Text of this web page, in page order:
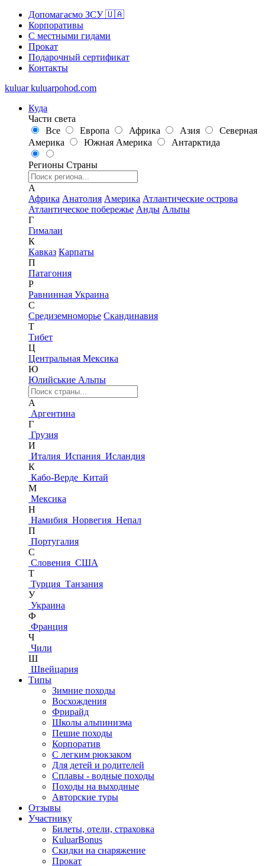
Допомагаємо ЗСУ 🇺🇦
Корпоративы
С местными гидами
Прокат
Подарочный сертификат
Контакты
kuluar kuluarpohod.com
Куда
Части света
Все
Европа Африка Азия
Северная
Америка
Южная Америка Антарктида
Регионы Страны
А
Африка Анатолия Америка Атлантические острова
Атлантическое побережье Анды Альпы
Г
Гималаи
К
Кавказ Карпаты
П
Патагония
Р
Равнинная Украина
С
Средиземноморье Скандинавия
Т
Тибет
Ц
Центральная Мексика
Ю
Юлийськие Альпы
А
Аргентина
Г
Грузия
И
Италия Испания Исландия
К
Кабо-Верде Китай
М
Мексика
Н
Намибия Норвегия Непал
П
Португалия
С
Словения США
Т
Турция Танзания
У
Украина
Ф
Франция
Ч
Чили
Ш
Швейцария
Типы
Зимние походы
Восхождения
Фрирайд
Школы альпинизма
Пешие походы
Корпоратив
С легким рюкзаком
Для детей и родителей
Сплавы - водные походы
Походы на выходные
Авторские туры
Отзывы
Участнику
Билеты, отели, страховка
KuluarBonus
Скидки на снаряжение
Прокат